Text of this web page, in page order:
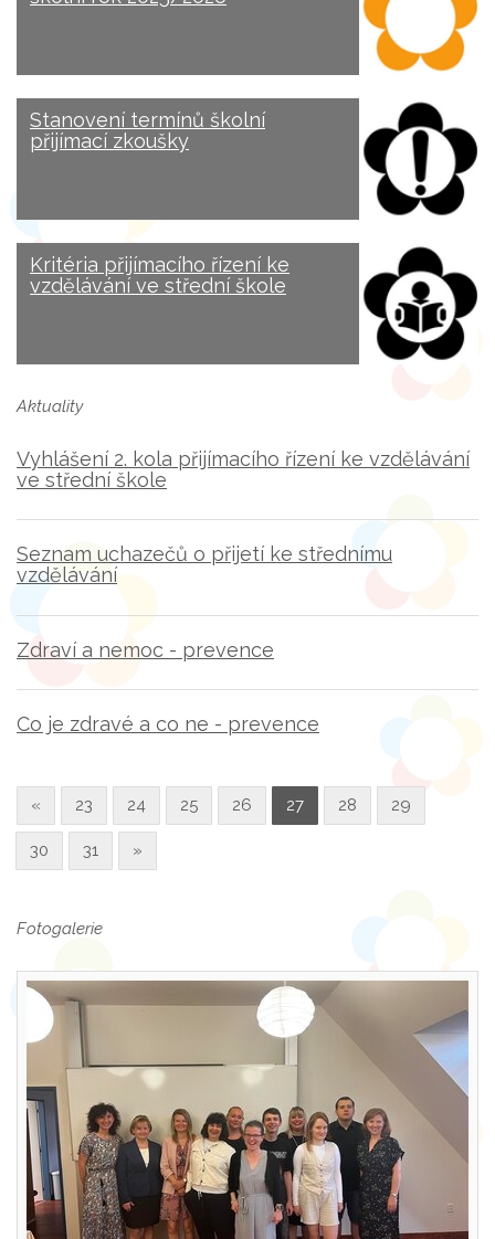
Stanovení termínů školní
přijímací zkoušky
Kritéria přijímacího řízení ke
vzdělávání ve střední škole
Aktuality
Vyhlášení 2. kola přijímacího řízení ke vzdělávání
ve střední škole
Seznam uchazečů o přijetí ke střednímu
vzdělávání
Zdraví a nemoc - prevence
Co je zdravé a co ne - prevence
« 23 24 25 26 27 28 29
30 31 »
Fotogalerie